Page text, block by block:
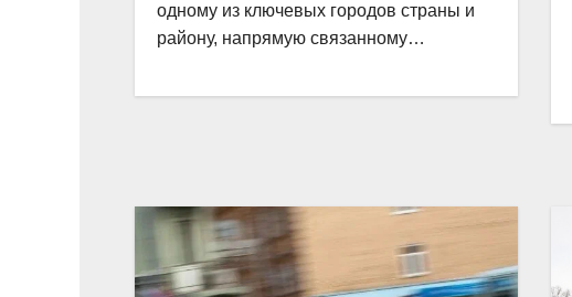
одному из ключевых городов страны и
району, напрямую связанному…